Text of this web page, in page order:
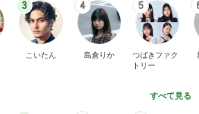
3
こいたん
4
島倉りか
5
つばきファク
トリー
すべて見る